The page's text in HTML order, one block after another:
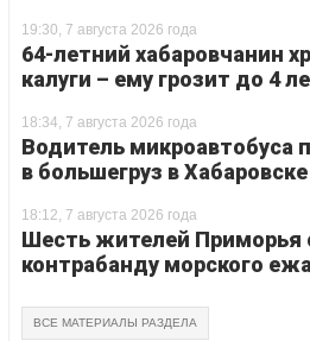
19:30, 7 августа 2026 года
64-летний хабаровчанин
калуги – ему грозит до 4
18:34, 7 августа 2026 года
Водитель микроавтобуса
в большегруз в Хабаровске
18:12, 7 августа 2026 года
Шесть жителей Приморья
контрабанду морского
ВСЕ МАТЕРИАЛЫ РАЗДЕЛА